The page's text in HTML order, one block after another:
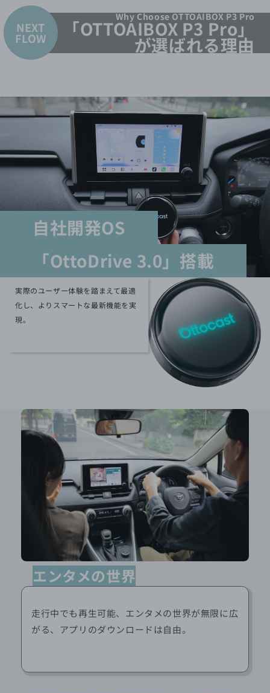
NEXT
FLOW
Why Choose OTTOAIBOX P3 Pro
「OTTOAIBOX P3 Pro」
が選ばれる理由
自社開発OS
「OttoDrive 3.0」搭載
実際のユーザー体験を踏まえて最適
化し、よりスマートな最新機能を実
現。
エンタメの世界
走行中でも再生可能、エンタメの世界が無限に広
がる、アプリのダウンロードは自由。